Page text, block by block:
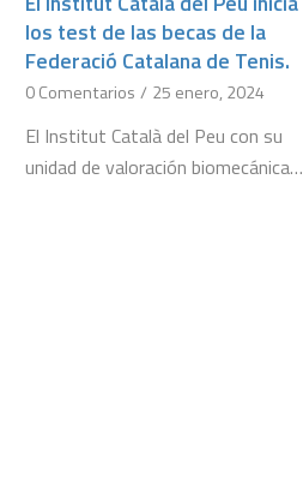
los test de las becas de la
Federació Catalana de Tenis.
0 Comentarios / 25 enero, 2024
El Institut Català del Peu con su
unidad de valoración biomecánica…